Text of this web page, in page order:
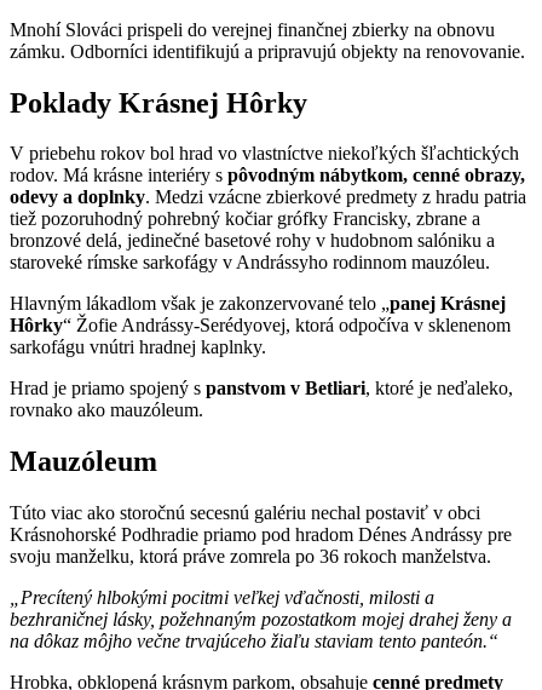
Mnohí Slováci prispeli do verejnej finančnej zbierky na obnovu
zámku. Odborníci identifikujú a pripravujú objekty na renovovanie.
Poklady Krásnej Hôrky
V priebehu rokov bol hrad vo vlastníctve niekoľkých šľachtických
rodov. Má krásne interiéry s pôvodným nábytkom, cenné obrazy,
odevy a doplnky. Medzi vzácne zbierkové predmety z hradu patria
tiež pozoruhodný pohrebný kočiar grófky Francisky, zbrane a
bronzové delá, jedinečné basetové rohy v hudobnom salóniku a
staroveké rímske sarkofágy v Andrássyho rodinnom mauzóleu.
Hlavným lákadlom však je zakonzervované telo „panej Krásnej
Hôrky“ Žofie Andrássy-Serédyovej, ktorá odpočíva v sklenenom
sarkofágu vnútri hradnej kaplnky.
Hrad je priamo spojený s panstvom v Betliari, ktoré je neďaleko,
rovnako ako mauzóleum.
Mauzóleum
Túto viac ako storočnú secesnú galériu nechal postaviť v obci
Krásnohorské Podhradie priamo pod hradom Dénes Andrássy pre
svoju manželku, ktorá práve zomrela po 36 rokoch manželstva.
„Precítený hlbokými pocitmi veľkej vďačnosti, milosti a
bezhraničnej lásky, požehnaným pozostatkom mojej drahej ženy a
na dôkaz môjho večne trvajúceho žiaľu staviam tento panteón.“
Hrobka, obklopená krásnym parkom, obsahuje cenné predmety